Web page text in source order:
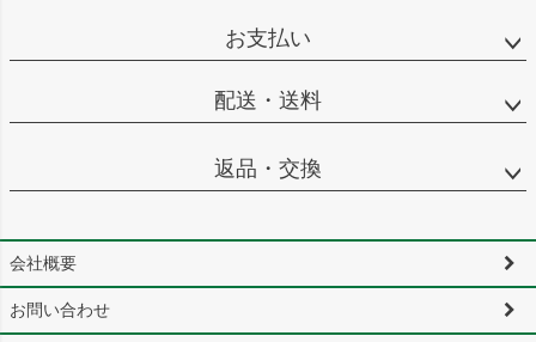
お支払い
配送・送料
返品・交換
会社概要
お問い合わせ